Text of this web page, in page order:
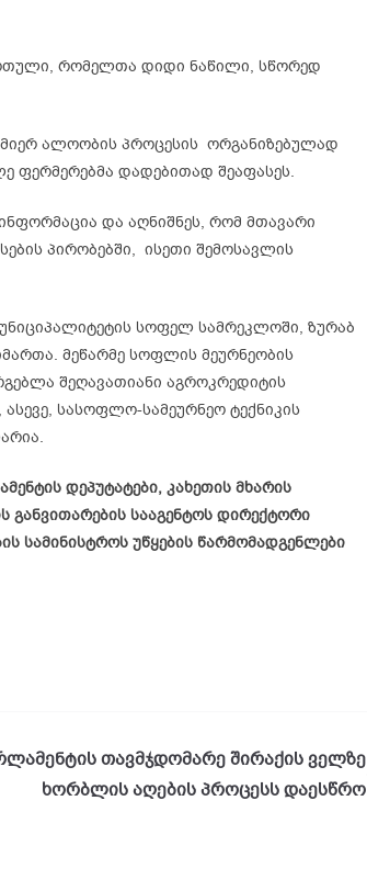
რომელთა დიდი ნაწილი, სწორედ
ალოობის პროცესის ორგანიზებულად
ფერმერებმა დადებითად შეაფასეს.
და აღნიშნეს, რომ მთავარი
პირობებში, ისეთი შემოსავლის
სოფელ სამრეკლოში, ზურაბ
მეწარმე სოფლის მეურნეობის
შეღავათიანი აგროკრედიტის
სასოფლო-სამეურნეო ტექნიკის
დეპუტატები, კახეთის მხარის
სააგენტოს დირექტორი
სამინისტროს უწყების წარმომადგენლები
თავმჯდომარე შირაქის ველზე
ხორბლის აღების პროცესს დაესწრო